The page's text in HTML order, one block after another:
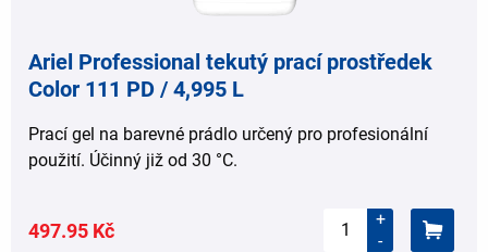
Ariel Professional tekutý prací prostředek
Color 111 PD / 4,995 L
Prací gel na barevné prádlo určený pro profesionální
použití. Účinný již od 30 °C.
497.95 Kč
+
-